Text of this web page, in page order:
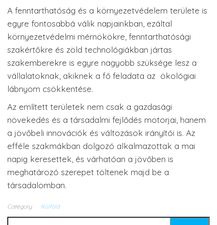
A fenntarthatóság és a környezetvédelem területe is
egyre fontosabbá válik napjainkban, ezáltal
környezetvédelmi mérnökökre, fenntarthatósági
szakértőkre és zöld technológiákban jártas
szakemberekre is egyre nagyobb szüksége lesz a
vállalatoknak, akiknek a fő feladata az ökológiai
lábnyom csökkentése.
Az említett területek nem csak a gazdasági
növekedés és a társadalmi fejlődés motorjai, hanem
a jövőbeli innovációk és változások irányítói is. Az
efféle szakmákban dolgozó alkalmazottak a mai
napig keresettek, és várhatóan a jövőben is
meghatározó szerepet töltenek majd be a
társadalomban.
Category Külföld